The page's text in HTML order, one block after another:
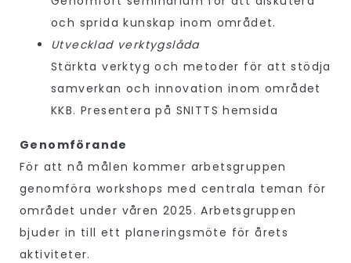
och sprida kunskap inom området.
Utvecklad verktygslåda
Stärkta verktyg och metoder för att stödja
samverkan och innovation inom området
KKB. Presentera på SNITTS hemsida
Genomförande
För att nå målen kommer arbetsgruppen
genomföra workshops med centrala teman för
området under våren 2025. Arbetsgruppen
bjuder in till ett planeringsmöte för årets
aktiviteter.